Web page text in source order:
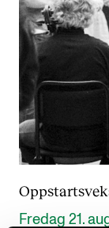
Fredag 21.